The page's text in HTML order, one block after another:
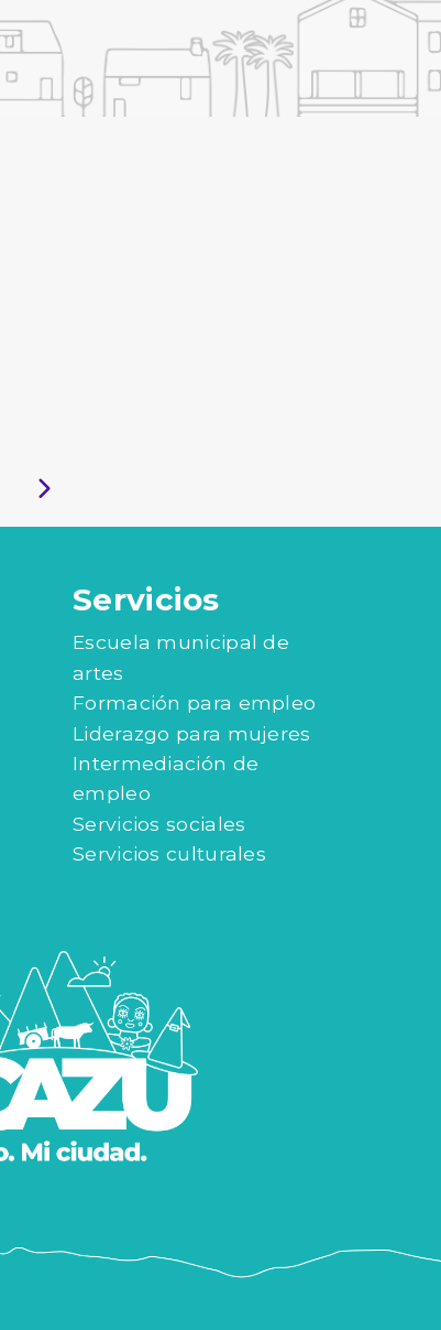
Servicios
Escuela municipal de
artes
Formación para empleo
Liderazgo para mujeres
Intermediación de
empleo
Servicios sociales
Servicios culturales